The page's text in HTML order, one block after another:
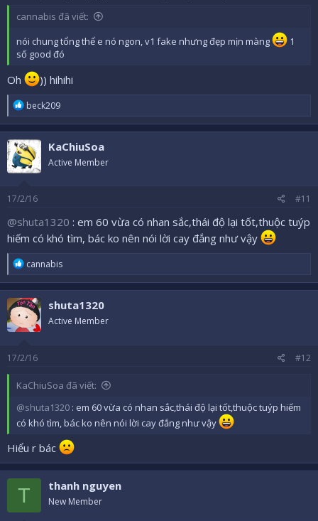
cannabis đã viết:
nói chung tổng thể e nó ngon, v1 fake nhưng đẹp mịn màng
1
số good đó
Oh )) hihihi
R
e
a
c
t
i
o
s
beck209
KaChiuSoa
Active Member
17/2/16 #11
@shuta1320 : em 60 vừa có nhan sắc,thái độ lại tốt,thuộc tuýp
hiếm có khó tìm, bác ko nên nói lời cay đắng như vậy
R
e
a
c
t
i
o
s
cannabis
shuta1320
Active Member
17/2/16 #12
KaChiuSoa đã viết:
@shuta1320 : em 60 vừa có nhan sắc,thái độ lại tốt,thuộc tuýp hiếm
có khó tìm, bác ko nên nói lời cay đắng như vậy
Hiểu r bác
T thanh nguyen
New Member